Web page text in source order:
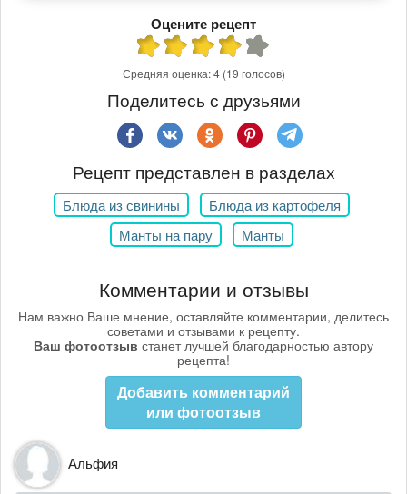
Оцените рецепт
Средняя оценка:4 (19 голосов)
Поделитесь с друзьями
Рецепт представлен в разделах
Блюда из свинины
Блюда из картофеля
Манты на пару
Манты
Комментарии и отзывы
Нам важно Ваше мнение, оставляйте комментарии, делитесь
советами и отзывами к рецепту.
Ваш фотоотзыв станет лучшей благодарностью автору
рецепта!
Добавить комментарий
или фотоотзыв
Альфия